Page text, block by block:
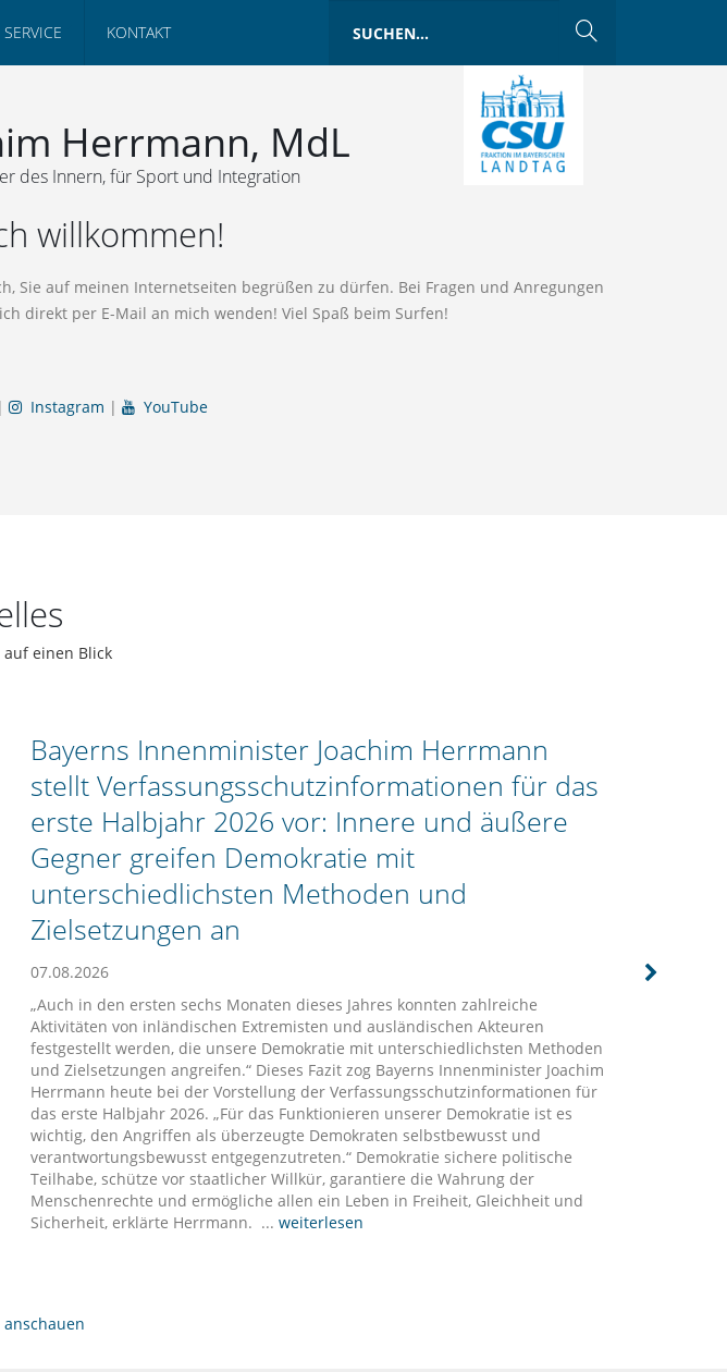
SERVICE KONTAKT
Herrmann, MdL
des Innern, für Sport und Integration
willkommen!
Sie auf meinen Internetseiten begrüßen zu dürfen. Bei Fragen und Anregungen
direkt per E-Mail an mich wenden! Viel Spaß beim Surfen!
Instagram | YouTube
einen Blick
Bayerns Innenminister Joachim Herrmann
stellt Verfassungsschutzinformationen für das
erste Halbjahr 2026 vor: Innere und äußere
Gegner greifen Demokratie mit
unterschiedlichsten Methoden und
Zielsetzungen an
07.08.2026
Auch in den ersten sechs Monaten dieses Jahres konnten zahlreiche
Aktivitäten von inländischen Extremisten und ausländischen Akteuren
festgestellt werden, die unsere Demokratie mit unterschiedlichsten Methoden
und Zielsetzungen angreifen.“ Dieses Fazit zog Bayerns Innenminister Joachim
Herrmann heute bei der Vorstellung der Verfassungsschutzinformationen für
das erste Halbjahr 2026. „Für das Funktionieren unserer Demokratie ist es
wichtig, den Angriffen als überzeugte Demokraten selbstbewusst und
verantwortungsbewusst entgegenzutreten.“ Demokratie sichere politische
Teilhabe, schütze vor staatlicher Willkür, garantiere die Wahrung der
Menschenrechte und ermögliche allen ein Leben in Freiheit, Gleichheit und
Sicherheit, erklärte Herrmann. ... weiterlesen